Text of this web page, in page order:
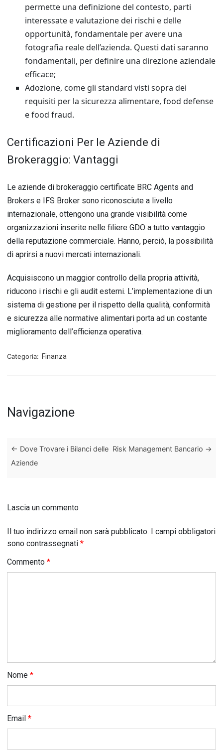
permette una definizione del contesto, parti
interessate e valutazione dei rischi e delle
opportunità, fondamentale per avere una
fotografia reale dell’azienda. Questi dati saranno
fondamentali, per definire una direzione aziendale
efficace;
Adozione, come gli standard visti sopra dei
requisiti per la sicurezza alimentare, food defense
e food fraud.
Certificazioni Per le Aziende di
Brokeraggio: Vantaggi
Le aziende di brokeraggio certificate BRC Agents and
Brokers e IFS Broker sono riconosciute a livello
internazionale, ottengono una grande visibilità come
organizzazioni inserite nelle filiere GDO a tutto vantaggio
della reputazione commerciale. Hanno, perciò, la possibilità
di aprirsi a nuovi mercati internazionali.
Acquisiscono un maggior controllo della propria attività,
riducono i rischi e gli audit esterni. L’implementazione di un
sistema di gestione per il rispetto della qualità, conformità
e sicurezza alle normative alimentari porta ad un costante
miglioramento dell’efficienza operativa.
Categoria: Finanza
Navigazione
← Dove Trovare i Bilanci delle
Aziende
Risk Management Bancario →
Lascia un commento
Il tuo indirizzo email non sarà pubblicato. I campi obbligatori
sono contrassegnati *
Commento *
Nome *
Email *